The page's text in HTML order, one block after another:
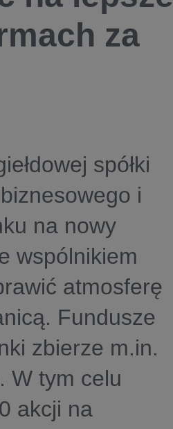
za
spółki
i
na nowy
wspólnikiem
atmosferę
Fundusze
zbierze m.in.
W tym celu
akcji na